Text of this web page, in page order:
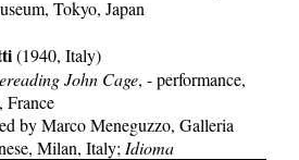
Tokyo, Japan
(1940, Italy)
John Cage, - performance,
France
by Marco Meneguzzo, Galleria
Milan, Italy; Idioma